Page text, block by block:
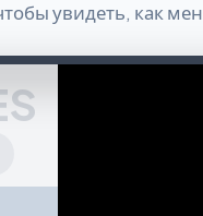
увидеть, как